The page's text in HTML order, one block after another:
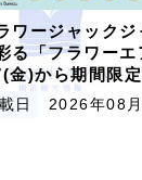
ワージャック
る「フラワーエ
金)から期間限定
日 2026年08